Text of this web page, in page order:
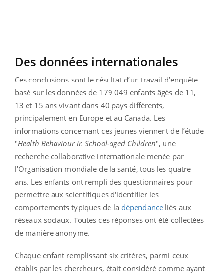
Des données internationales
Ces conclusions sont le résultat d’un travail d’enquête
basé sur les données de 179 049 enfants âgés de 11,
13 et 15 ans vivant dans 40 pays différents,
principalement en Europe et au Canada. Les
informations concernant ces jeunes viennent de l’étude
"Health Behaviour in School-aged Children", une
recherche collaborative internationale menée par
l'Organisation mondiale de la santé, tous les quatre
ans. Les enfants ont rempli des questionnaires pour
permettre aux scientifiques d'identifier les
comportements typiques de la dépendanceliés aux
réseaux sociaux. Toutes ces réponses ont été collectées
de manière anonyme.
Chaque enfant remplissant six critères, parmi ceux
établis par les chercheurs, était considéré comme ayant